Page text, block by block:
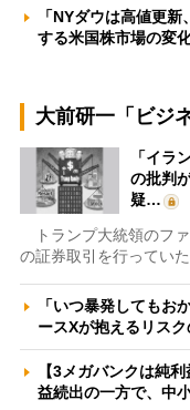
「NYダウは高値更
する米国株市場の
大前研一「ビジ
「イラ
の批判
疑…
トランプ大統領のフ
の証券取引を行ってい
「いつ暴発してもお
ースXが抱えるリス
【3メガバンクは純
益続出の一方で、中